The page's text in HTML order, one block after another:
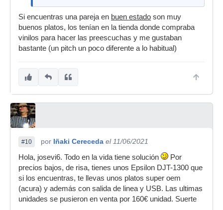
Si encuentras una pareja en buen estado son muy
buenos platos, los tenían en la tienda donde compraba
vinilos para hacer las preescuchas y me gustaban
bastante (un pitch un poco diferente a lo habitual)
#10 por Iñaki Cereceda el 11/06/2021
Hola, josevi6. Todo en la vida tiene solución
Por
precios bajos, de risa, tienes unos Epsilon DJT-1300 que
si los encuentras, te llevas unos platos super oem
(acura) y además con salida de linea y USB. Las ultimas
unidades se pusieron en venta por 160€ unidad. Suerte